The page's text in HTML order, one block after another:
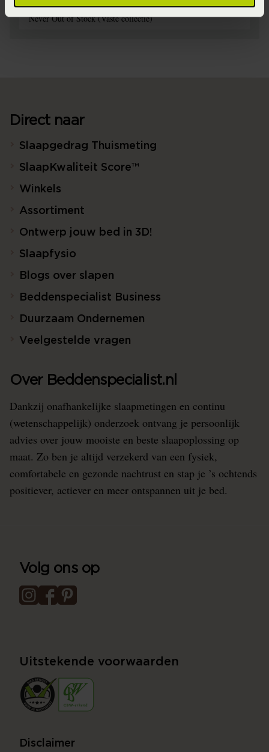
Never Out of Stock (Vaste collectie)
Direct naar
Slaapgedrag Thuismeting
SlaapKwaliteit Score™
Winkels
Assortiment
Ontwerp jouw bed in 3D!
Slaapfysio
Blogs over slapen
Beddenspecialist Business
Duurzaam Ondernemen
Veelgestelde vragen
Over Beddenspecialist.nl
Dankzij onafhankelijke slaapmetingen en continu
(wetenschappelijk) onderzoek ontvang je persoonlijk
advies over jouw mooiste en beste slaapoplossing op
maat. Zo ben je altijd verzekerd van een fysiek,
comfortabele en gezonde nachtrust en stap je ’s ochtends
positiever, actiever en meer ontspannen uit je bed.
Volg ons op
Uitstekende voorwaarden
Disclaimer